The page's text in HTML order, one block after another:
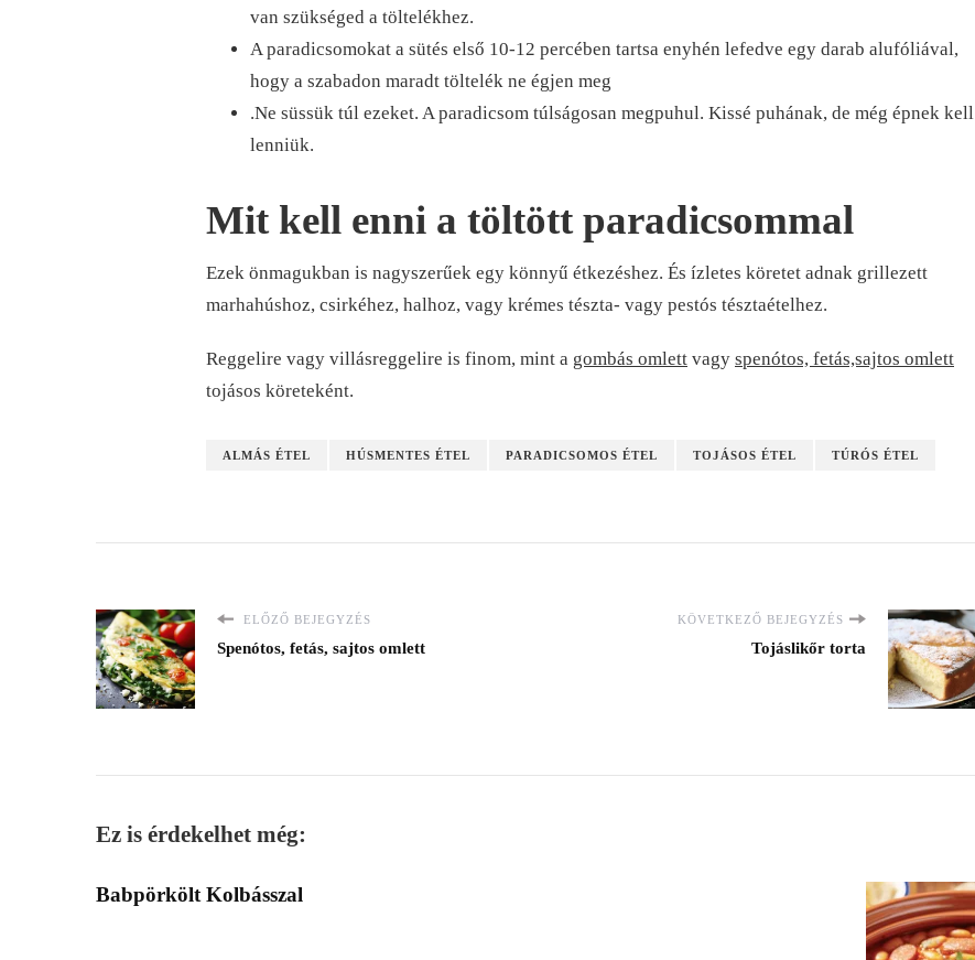
van szükséged a töltelékhez.
A paradicsomokat a sütés első 10-12 percében tartsa enyhén lefedve egy darab alufóliával,
hogy a szabadon maradt töltelék ne égjen meg
.Ne süssük túl ezeket. A paradicsom túlságosan megpuhul. Kissé puhának, de még épnek kell
lenniük.
Mit kell enni a töltött paradicsommal
Ezek önmagukban is nagyszerűek egy könnyű étkezéshez. És ízletes köretet adnak grillezett
marhahúshoz, csirkéhez, halhoz, vagy krémes tészta- vagy pestós tésztaételhez.
Reggelire vagy villásreggelire is finom, mint a gombás omlett vagy spenótos, fetás,sajtos omlett
tojásos köreteként.
ALMÁS ÉTEL HÚSMENTES ÉTEL PARADICSOMOS ÉTEL TOJÁSOS ÉTEL TÚRÓS ÉTEL
ELŐZŐ BEJEGYZÉS
Spenótos, fetás, sajtos omlett
KÖVETKEZŐ BEJEGYZÉS
Tojáslikőr torta
Ez is érdekelhet még:
Babpörkölt Kolbásszal